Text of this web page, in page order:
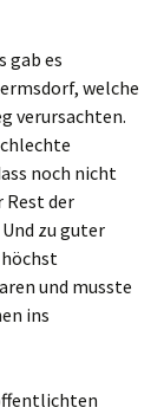
gab es
welche
verursachten.
noch nicht
Rest der
zu guter
und musste
ins